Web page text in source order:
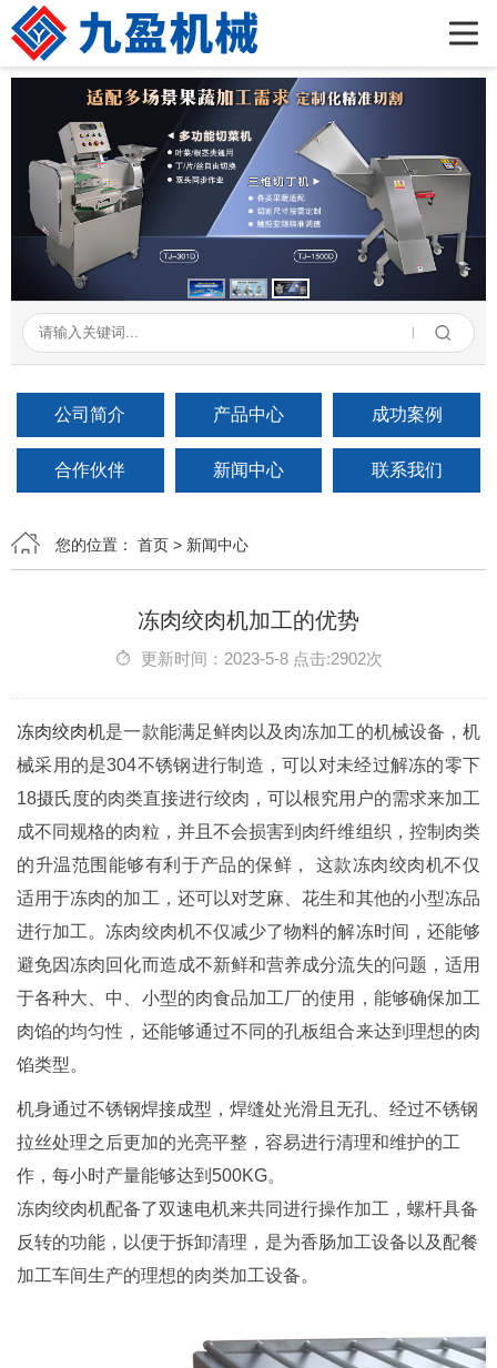
公司简介
产品展示
新闻资讯
成功案例
在线留言
联系我们
公司简介 产品中心 成功案例
合作伙伴 新闻中心 联系我们
您的位置： 首页 > 新闻中心
冻肉绞肉机加工的优势
更新时间：2023-5-8 点击:2902次
冻肉绞肉机是一款能满足鲜肉以及肉冻加工的机械设备，机
械采用的是304不锈钢进行制造，可以对未经过解冻的零下
18摄氏度的肉类直接进行绞肉，可以根究用户的需求来加工
成不同规格的肉粒，并且不会损害到肉纤维组织，控制肉类
的升温范围能够有利于产品的保鲜， 这款冻肉绞肉机不仅
适用于冻肉的加工，还可以对芝麻、花生和其他的小型冻品
进行加工。冻肉绞肉机不仅减少了物料的解冻时间，还能够
避免因冻肉回化而造成不新鲜和营养成分流失的问题，适用
于各种大、中、小型的肉食品加工厂的使用，能够确保加工
肉馅的均匀性，还能够通过不同的孔板组合来达到理想的肉
馅类型。
机身通过不锈钢焊接成型，焊缝处光滑且无孔、经过不锈钢
拉丝处理之后更加的光亮平整，容易进行清理和维护的工
作，每小时产量能够达到500KG。
冻肉绞肉机配备了双速电机来共同进行操作加工，螺杆具备
反转的功能，以便于拆卸清理，是为香肠加工设备以及配餐
加工车间生产的理想的肉类加工设备。